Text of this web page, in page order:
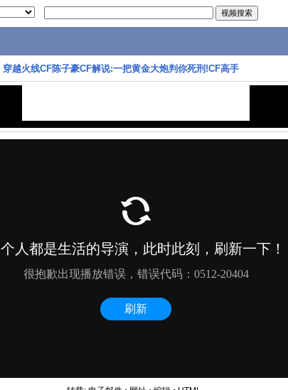
穿越火线CF陈子豪CF解说:一把黄金大炮判你死刑!CF高手